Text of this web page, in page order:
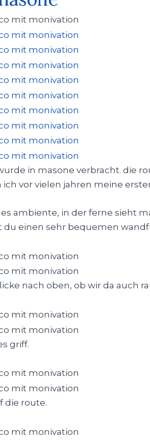
in masone verbracht. die
ich vor vielen jahren meine
ambiente, in der ferne sieht
du einen sehr bequemen
nach oben, ob wir da auch
griff.
die route.